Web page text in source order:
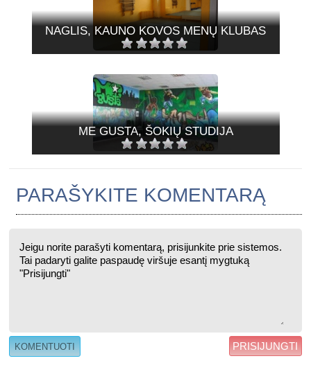
NAGLIS, KAUNO KOVOS MENŲ KLUBAS
ME GUSTA, ŠOKIŲ STUDIJA
PARAŠYKITE KOMENTARĄ
PRISIJUNGTI